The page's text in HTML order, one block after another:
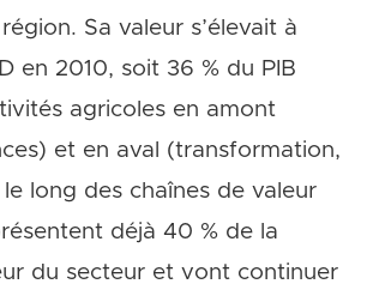
Sa valeur s’élevait à
en 2010, soit 36 % du PIB
agricoles en amont
et en aval (transformation,
long des chaînes de valeur
déjà 40 % de la
du secteur et vont continuer